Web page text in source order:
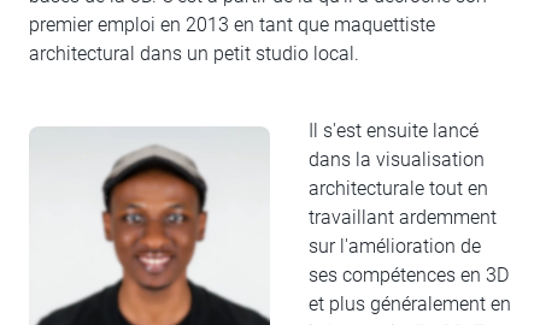
premier emploi en 2013 en tant que maquettiste
architectural dans un petit studio local.
Il s'est ensuite lancé
dans la visualisation
architecturale tout en
travaillant ardemment
sur l'amélioration de
ses compétences en 3D
et plus généralement en